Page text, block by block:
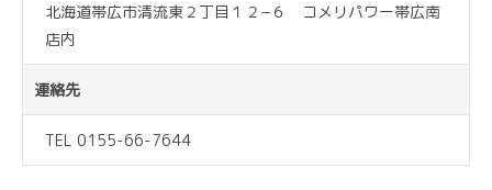
北海道帯広市清流東２丁目１２−６ コメリパワー帯広南
店内
連絡先
TEL 0155-66-7644